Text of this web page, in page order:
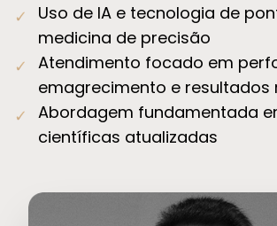
✓
Uso de IA e tecnologia de
medicina de precisão
✓ Atendimento focado em
emagrecimento e resultados
✓ Abordagem fundamentada
científicas atualizadas